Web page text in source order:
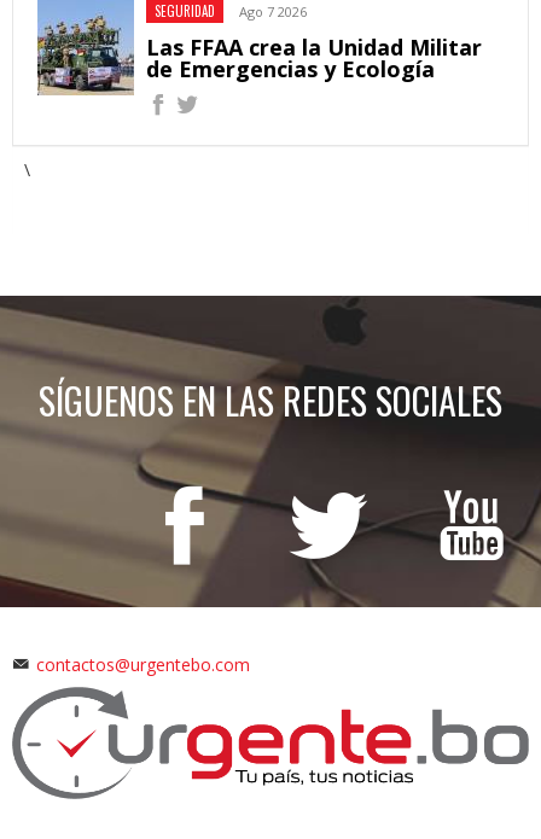
SEGURIDAD Ago 7 2026
Las FFAA crea la Unidad Militar
de Emergencias y Ecología
\
SÍGUENOS EN LAS REDES SOCIALES
contactos@urgentebo.com